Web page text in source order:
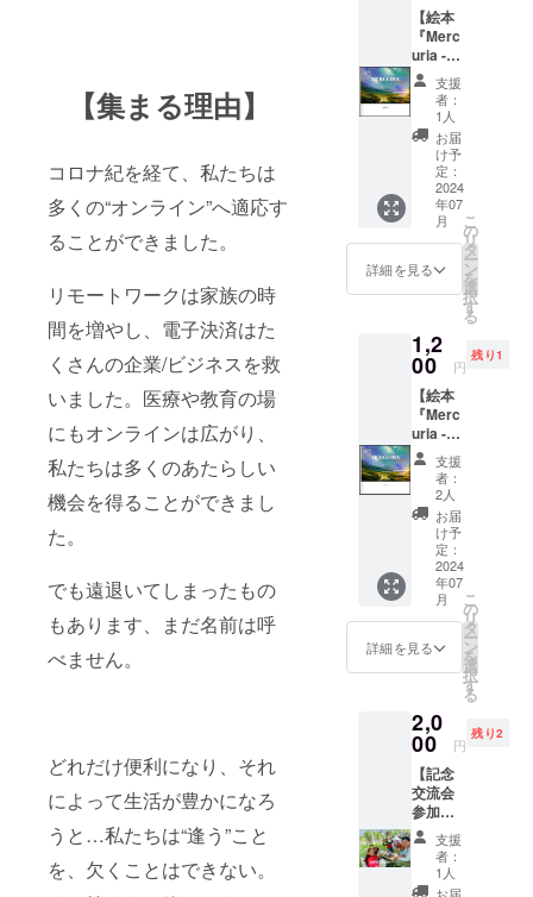
【集まる理由】
コロナ紀を経て、私たちは
多くの“オンライン”へ適応す
ることができました。
リモートワークは家族の時
間を増やし、電子決済はた
くさんの企業/ビジネスを救
いました。医療や教育の場
にもオンラインは広がり、
私たちは多くのあたらしい
機会を得ることができまし
た。
でも遠退いてしまったもの
もあります、まだ名前は呼
べません。
どれだけ便利になり、それ
によって生活が豊かになろ
うと…私たちは“逢う”こと
を、欠くことはできない。
ページ
数：24
ページ
サイ
ズ：A5
スクエ
ア
【絵本
『Merc
uria -
journey
-』購入
リター
ン】
絵：
Shama
Emy こ
のパッ
ション
を感じ
てほし
い。
nic
Emyの
えがく
メルク
リアを
お楽し
みくだ
さい。
ページ
数：24
ページ
サイ
ズ：A5
スクエ
支援
者：
1人
お届
け予
定：
2024
年07
月
詳細を見る
こ
の
リ
タ
ー
ン
を
選
択
す
る
1,2
00 円
残り1
【絵本
『Merc
uria -
season
-』購入
リター
ン】
絵：YUI
さまざ
まな
タッチ
をみせ
る、YUI
のえが
くメル
クリア
しみく
ださ
い。
ページ
数：24
ページ
サイ
ズ：A5
スクエ
ア
支援
者：
2人
お届
け予
定：
2024
年07
月
詳細を見る
こ
の
リ
タ
ー
ン
を
選
択
す
る
2,0
00 円
残り2
【記念
交流会
参加チ
ケッ
ト】 絵
『Merc
支援
者：
1人